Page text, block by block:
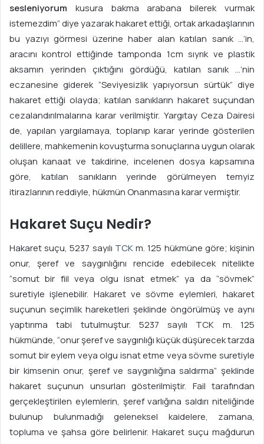
sesleniyorum kusura bakma arabana bilerek vurmak
istemezdim” diye yazarak hakaret ettiği, ortak arkadaşlarının
bu yazıyı görmesi üzerine haber alan katılan sanık …’in,
aracını kontrol ettiğinde tamponda 1cm sıyrık ve plastik
aksamın yerinden çıktığını gördüğü, katılan sanık …’nin
eczanesine giderek “Seviyesizlik yapıyorsun sürtük” diye
hakaret ettiği olayda; katılan sanıkların hakaret suçundan
cezalandırılmalarına karar verilmiştir. Yargıtay Ceza Dairesi
de, yapılan yargılamaya, toplanıp karar yerinde gösterilen
delillere, mahkemenin kovuşturma sonuçlarına uygun olarak
oluşan kanaat ve takdirine, incelenen dosya kapsamına
göre, katılan sanıkların yerinde görülmeyen temyiz
itirazlarının reddiyle, hükmün Onanmasına karar vermiştir.
Hakaret Suçu Nedir?
Hakaret suçu, 5237 sayılı TCKm. 125 hükmüne göre; kişinin
onur, şeref ve saygınlığını rencide edebilecek nitelikte
“somut bir fiil veya olgu isnat etmek” ya da “sövmek”
suretiyle işlenebilir. Hakaret ve sövme eylemleri, hakaret
suçunun seçimlik hareketleri şeklinde öngörülmüş ve aynı
yaptırıma tabi tutulmuştur. 5237 sayılı TCK m. 125
hükmünde, “onur şeref ve saygınlığı küçük düşürecek tarzda
somut bir eylem veya olgu isnat etme veya sövme suretiyle
bir kimsenin onur, şeref ve saygınlığına saldırma” şeklinde
hakaret suçunun unsurları gösterilmiştir. Fail tarafından
gerçekleştirilen eylemlerin, şeref varlığına saldırı niteliğinde
bulunup bulunmadığı geleneksel kaidelere, zamana,
topluma ve şahsa göre belirlenir. Hakaret suçu mağdurun